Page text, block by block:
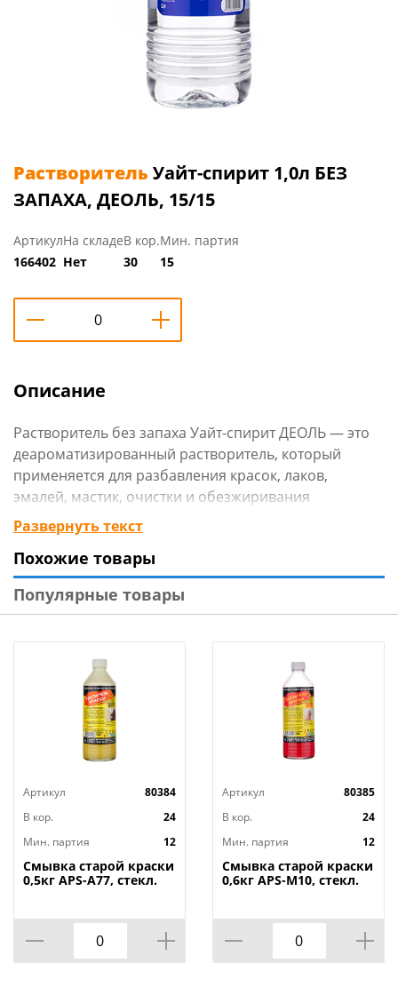
Растворитель Уайт-спирит 1,0л БЕЗ
ЗАПАХА, ДЕОЛЬ, 15/15
Артикул
166402
На складе
Нет
В кор.
30
Мин. партия
15
Описание
Растворитель без запаха Уайт-спирит ДЕОЛЬ — это
деароматизированный растворитель, который
применяется для разбавления красок, лаков,
эмалей, мастик, очистки и обезжиривания
поверхностей и инструментов. Добавляется к
лакокрасочным материалам небольшими
порциями, при перемешивании до нужной
консистенции в соответствии с инструкцией к
применению ЛКМ.
Технические характеристики:
Тип: Растворитель
Объём: 1 л
Запах: Отсутствует (деароматизированный)
Цвет: Бесцветный
Бренд: ДЕОЛЬ
Развернуть текст
Похожие товары
Популярные товары
Артикул
80384
В кор.
24
Мин. партия
12
Смывка старой краски
0,5кг APS-A77, стекл.
Артикул
80385
В кор.
24
Мин. партия
12
Смывка старой краски
0,6кг APS-M10, стекл.